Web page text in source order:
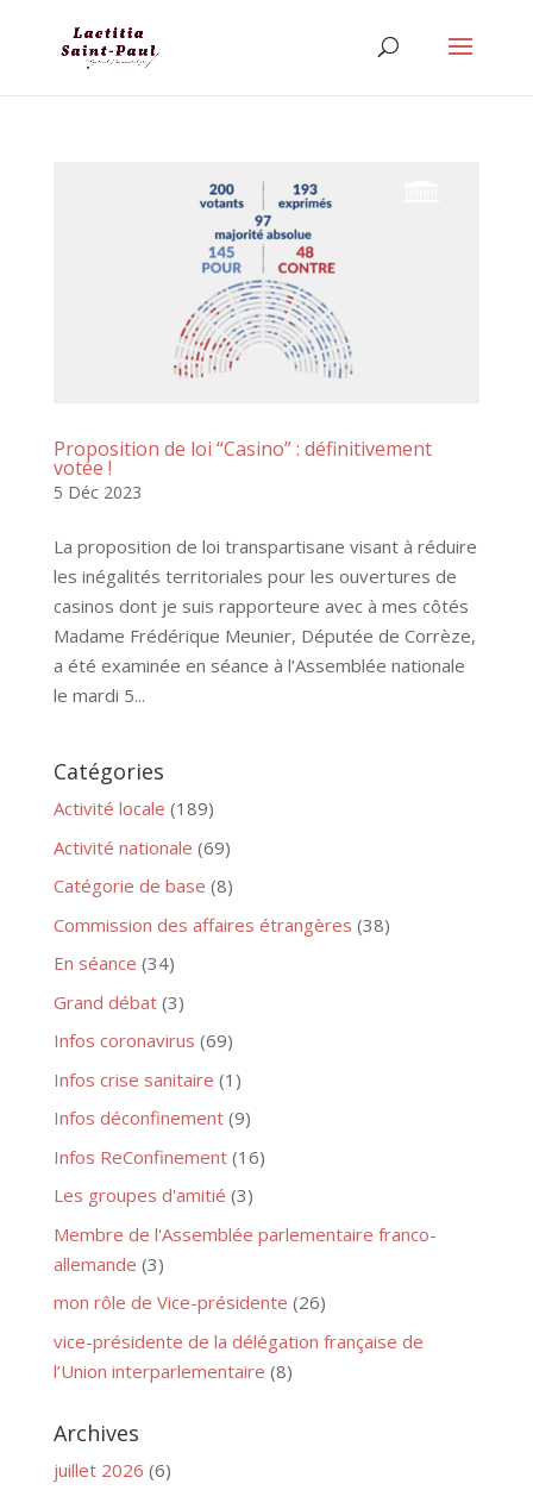
Proposition de loi “Casino” : définitivement
votée !
5 Déc 2023
La proposition de loi transpartisane visant à réduire
les inégalités territoriales pour les ouvertures de
casinos dont je suis rapporteure avec à mes côtés
Madame Frédérique Meunier, Députée de Corrèze,
a été examinée en séance à l’Assemblée nationale
le mardi 5...
Catégories
Activité locale (189)
Activité nationale (69)
Catégorie de base (8)
Commission des affaires étrangères (38)
En séance (34)
Grand débat(3)
Infos coronavirus (69)
Infos crise sanitaire (1)
Infos déconfinement(9)
Infos ReConfinement(16)
Les groupes d'amitié (3)
Membre de l'Assemblée parlementaire franco-
allemande (3)
mon rôle de Vice-présidente (26)
vice-présidente de la délégation française de
l’Union interparlementaire (8)
Archives
juillet 2026 (6)